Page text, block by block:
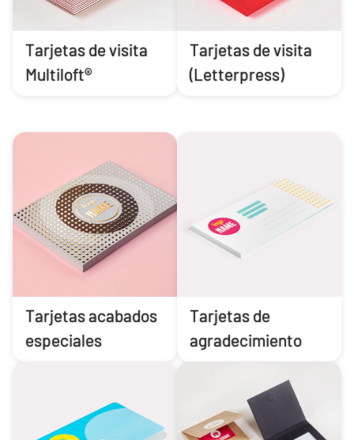
Tarjetas de visita
Multiloft®
Tarjetas de visita
(Letterpress)
Tarjetas acabados
especiales
Tarjetas de
agradecimiento